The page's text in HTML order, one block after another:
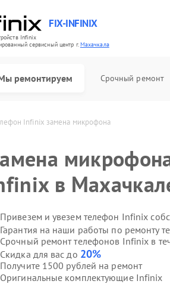
FIX-INFINIX
Infinix
cервисный центр г.Махачкала
ремонтируем Срочный ремонт
Infinix замена микрофона
в
Привезем и увезем телефон Infinix
Гарантия на наши работы по ремонту
Срочный ремонт телефонов Infinix в
Скидка для вас до 20%
Получите 1500 рублей на ремонт
Оригинальные комплектующие Infinix